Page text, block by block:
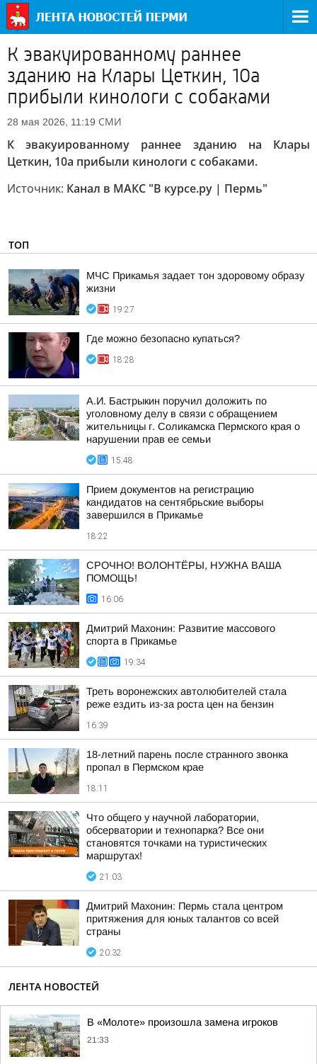
К эвакуированному раннее
зданию на Клары Цеткин, 10а
прибыли кинологи с собаками
28 мая 2026, 11:19 СМИ
К эвакуированному раннее зданию на Клары
Цеткин, 10а прибыли кинологи с собаками.
Источник: Канал в МАКС "В курсе.ру | Пермь"
ТОП
МЧС Прикамья задает тон здоровому образу
жизни
19:27
Где можно безопасно купаться?
18:28
А.И. Бастрыкин поручил доложить по
уголовному делу в связи с обращением
жительницы г. Соликамска Пермского края о
нарушении прав ее семьи
15:48
Прием документов на регистрацию
кандидатов на сентябрьские выборы
завершился в Прикамье
18:22
СРОЧНО! ВОЛОНТЁРЫ, НУЖНА ВАША
ПОМОЩЬ!
16:06
Дмитрий Махонин: Развитие массового
спорта в Прикамье
19:34
Треть воронежских автолюбителей стала
реже ездить из-за роста цен на бензин
16:39
18-летний парень после странного звонка
пропал в Пермском крае
18:11
Что общего у научной лаборатории,
обсерватории и технопарка? Все они
становятся точками на туристических
маршрутах!
21:03
Дмитрий Махонин: Пермь стала центром
притяжения для юных талантов со всей
страны
20:32
ЛЕНТА НОВОСТЕЙ
В «Молоте» произошла замена игроков
21:33